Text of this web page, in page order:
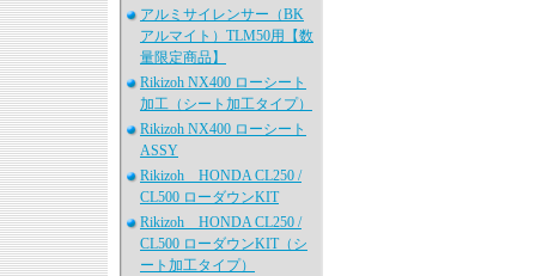
アルミサイレンサー（BK
アルマイト）TLM50用【数
量限定商品】
Rikizoh NX400 ローシート
加工（シート加工タイプ）
Rikizoh NX400 ローシート
ASSY
Rikizoh HONDA CL250 /
CL500 ローダウンKIT
Rikizoh HONDA CL250 /
CL500 ローダウンKIT（シ
ート加工タイプ）